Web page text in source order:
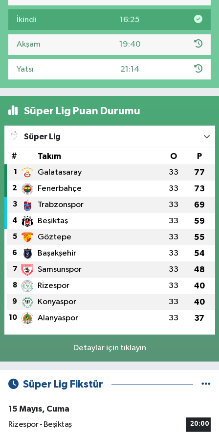
İkindi 16:25
Akşam 19:40
Yatsı 21:14
Süper Lig Puan Durumu
Süper Lig
# Takım O P
1 Galatasaray 33 77
2 Fenerbahçe 33 73
3 Trabzonspor 33 69
4 Beşiktaş 33 59
5 Göztepe 33 55
6 Başakşehir 33 54
7 Samsunspor 33 48
8 Rizespor 33 40
9 Konyaspor 33 40
10 Alanyaspor 33 37
Detaylar için tıklayın
Süper Lig Fikstür
15 Mayıs, Cuma
Rizespor - Beşiktaş
20:00